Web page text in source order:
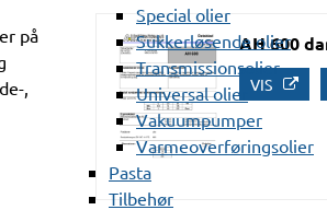
Special olier
Sukkerløsende olier
Transmissionsolier
Universal olier
Vakuumpumper
Varmeoverføringsolier
Pasta
Tilbehør
på
,
AH 600
VIS